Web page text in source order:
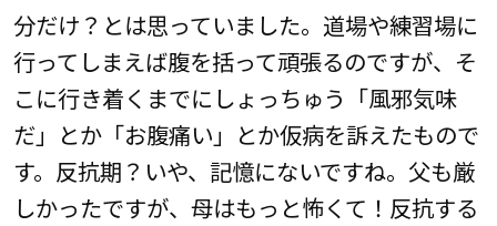
分だけ？とは思っていました。道場や練習場に
行ってしまえば腹を括って頑張るのですが、そ
こに行き着くまでにしょっちゅう「風邪気味
だ」とか「お腹痛い」とか仮病を訴えたもので
す。反抗期？いや、記憶にないですね。父も厳
しかったですが、母はもっと怖くて！反抗する